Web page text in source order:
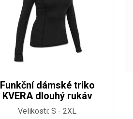
Funkční dámské triko
KVERA dlouhý rukáv
990
Velikosti: S - 2XL